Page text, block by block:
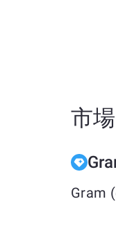
市
Gram